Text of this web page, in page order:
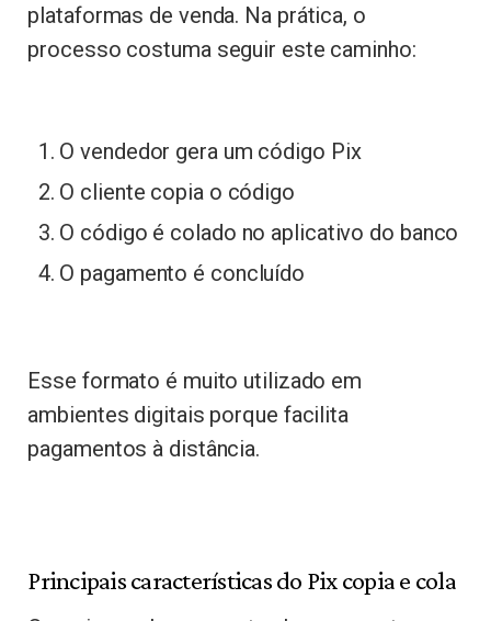
plataformas de venda. Na prática, o
processo costuma seguir este caminho:
O vendedor gera um código Pix
O cliente copia o código
O código é colado no aplicativo do banco
O pagamento é concluído
Esse formato é muito utilizado em
ambientes digitais porque facilita
pagamentos à distância.
Principais características do Pix copia e cola